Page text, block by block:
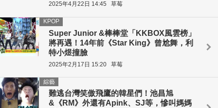
2025年4月22日 14:45 草莓
Super Junior &棒棒堂「KKBOX風雲榜」
將再遇！14年前《Star King》曾尬舞，利
特小煜撞臉
KPOP
2025年2月17日 15:20 草莓
難逃台灣笑傲飛鷹的韓星們！池昌旭
&《RM》外還有Apink、SJ等，慘叫媽媽
綜藝